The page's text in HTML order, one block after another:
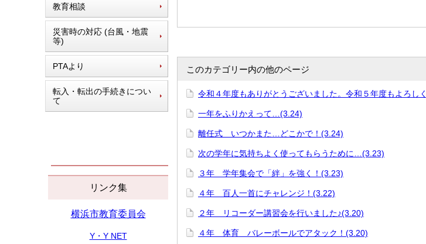
教育相談
災害時の対応 (台風・地震
等)
PTAより
転入・転出の手続きについ
て
リンク集
横浜市教育委員会
Y・Y NET
このカテゴリー内の他のページ
令和４年度もありがとうございました。令和５年度もよろし
一年をふりかえって…(3.24)
離任式 いつかまた…どこかで！(3.24)
次の学年に気持ちよく使ってもらうために…(3.23)
３年 学年集会で「絆」を強く！(3.23)
４年 百人一首にチャレンジ！(3.22)
２年 リコーダー講習会を行いました♪(3.20)
４年 体育 バレーボールでアタック！(3.20)